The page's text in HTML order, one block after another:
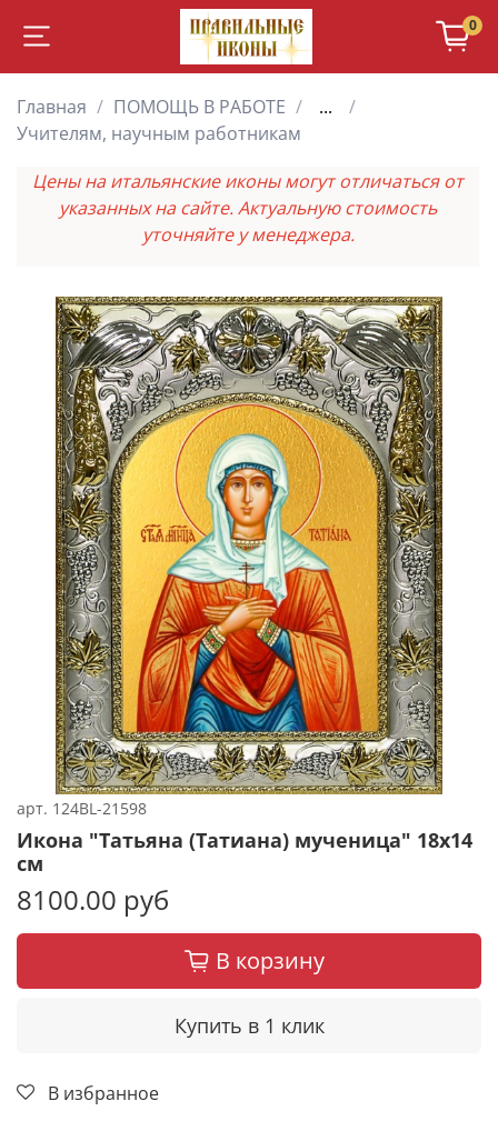
0
Главная ПОМОЩЬ В РАБОТЕ
...
Учителям, научным работникам
Цены на итальянские иконы могут отличаться от
указанных на сайте. Актуальную стоимость
уточняйте у менеджера.
арт. 124BL-21598
Икона "Татьяна (Татиана) мученица" 18х14
см
8100.00 руб
В корзину
Купить в 1 клик
В избранное